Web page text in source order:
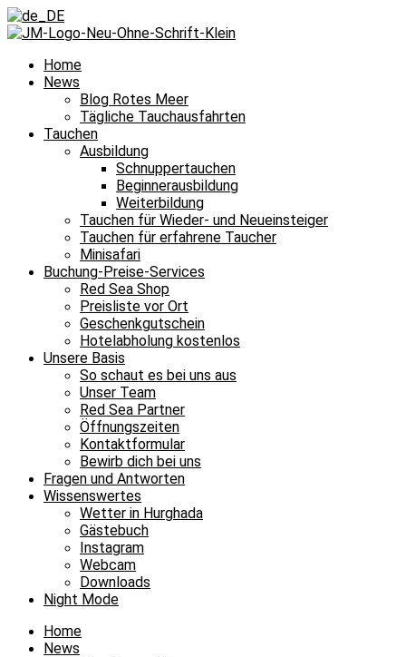
Home
News
Blog Rotes Meer
Tägliche Tauchausfahrten
Tauchen
Ausbildung
Schnuppertauchen
Beginnerausbildung
Weiterbildung
Tauchen für Wieder- und Neueinsteiger
Tauchen für erfahrene Taucher
Minisafari
Buchung-Preise-Services
Red Sea Shop
Preisliste vor Ort
Geschenkgutschein
Hotelabholung kostenlos
Unsere Basis
So schaut es bei uns aus
Unser Team
Red Sea Partner
Öffnungszeiten
Kontaktformular
Bewirb dich bei uns
Fragen und Antworten
Wissenswertes
Wetter in Hurghada
Gästebuch
Instagram
Webcam
Downloads
Night Mode
Home
News